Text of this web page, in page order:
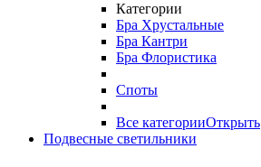
Категории
Бра Хрустальные
Бра Кантри
Бра Флористика
Споты
Все категорииОткрыть
Подвесные светильники